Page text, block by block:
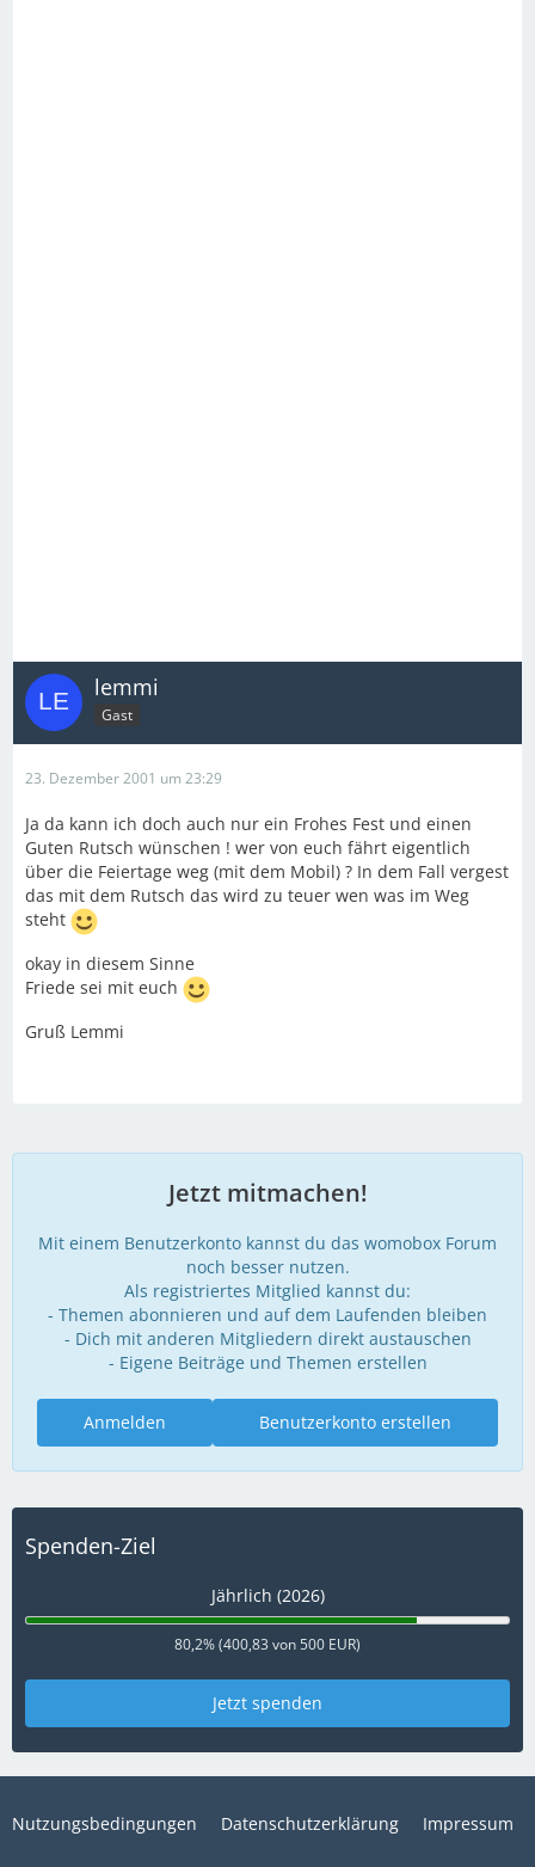
lemmi
Gast
23. Dezember 2001 um 23:29
Ja da kann ich doch auch nur ein Frohes Fest und einen
Guten Rutsch wünschen ! wer von euch fährt eigentlich
über die Feiertage weg (mit dem Mobil) ? In dem Fall vergest
das mit dem Rutsch das wird zu teuer wen was im Weg
steht
okay in diesem Sinne
Friede sei mit euch
Gruß Lemmi
Jetzt mitmachen!
Mit einem Benutzerkonto kannst du das womobox Forum
noch besser nutzen.
Als registriertes Mitglied kannst du:
- Themen abonnieren und auf dem Laufenden bleiben
- Dich mit anderen Mitgliedern direkt austauschen
- Eigene Beiträge und Themen erstellen
Benutzerkonto erstellen
Anmelden
Spenden-Ziel
Jährlich (2026)
80,2% (400,83 von 500 EUR)
Jetzt spenden
Nutzungsbedingungen Datenschutzerklärung Impressum